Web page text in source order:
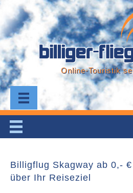
Online-Touristik
Billigflug Skagway ab 0,-
über Ihr Reiseziel